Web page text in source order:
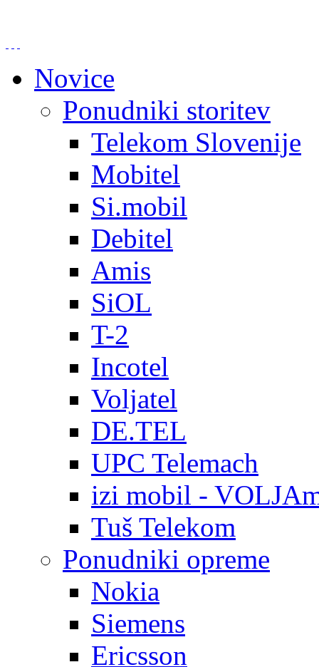
Novice
Ponudniki storitev
Telekom Slovenije
Mobitel
Si.mobil
Debitel
Amis
SiOL
T-2
Incotel
Voljatel
DE.TEL
UPC Telemach
izi mobil -
Tuš Telekom
Ponudniki opreme
Nokia
Siemens
Ericsson